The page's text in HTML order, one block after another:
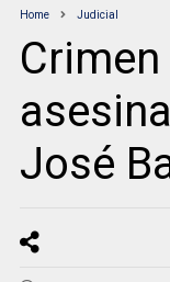
Home Judicial
José